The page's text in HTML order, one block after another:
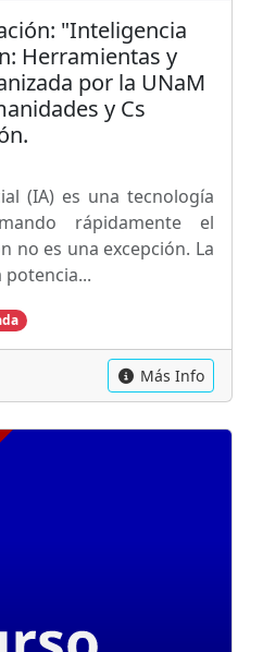
"Inteligencia
Herramientas y
por la UNaM
y Cs
(IA) es una tecnología
rápidamente el
no es una excepción. La
Más Info